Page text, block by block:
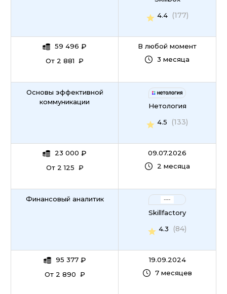
59 496 ₽
От 2 881 ₽
4.4
(177)
В любой момент
3 месяца
Основы эффективной
коммуникации
23 000 ₽
От 2 125 ₽
Нетология
4.5
(133)
09.07.2026
2 месяца
Финансовый аналитик
95 377₽
От 2 890 ₽
Skillfactory
4.3
(84)
19.09.2024
7 месяцев